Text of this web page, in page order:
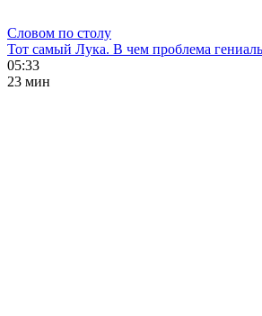
Словом по столу
Тот самый Лука. В чем проблема
05:33
23 мин